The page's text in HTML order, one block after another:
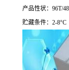
产品性状： 96T/
贮藏条件： 2-8°C